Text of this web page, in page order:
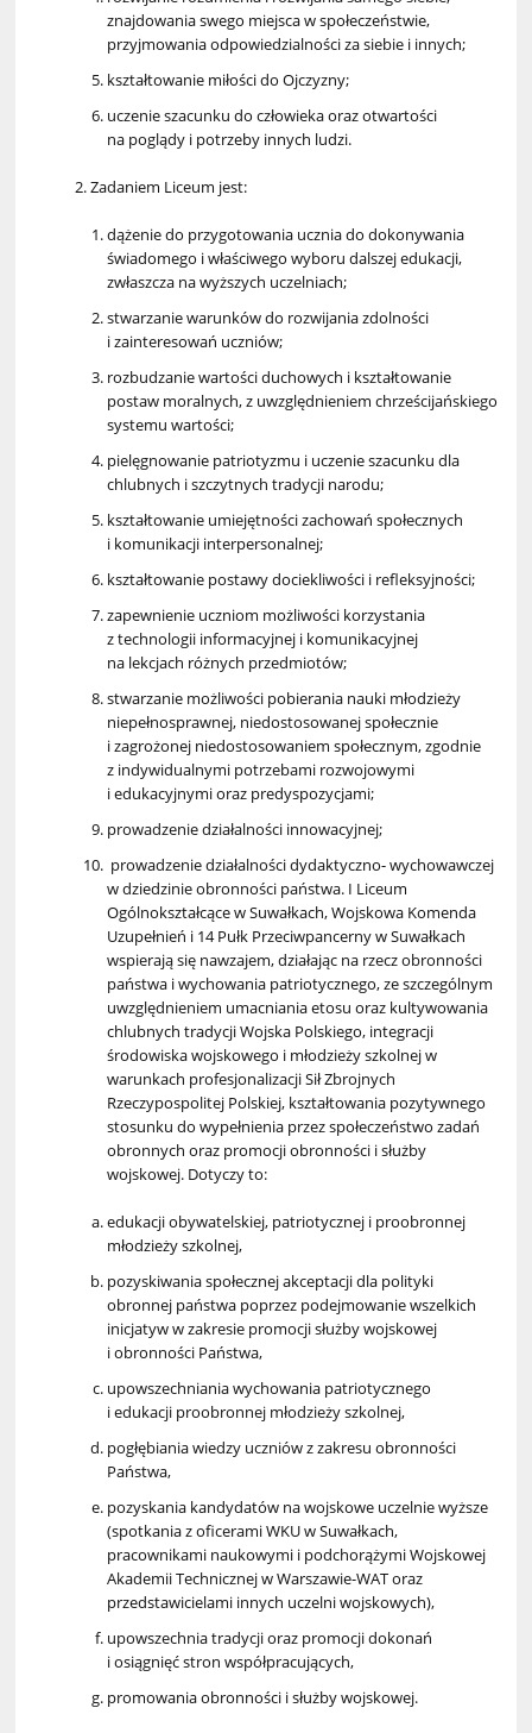
znajdowania swego miejsca w społeczeństwie,
przyjmowania odpowiedzialności za siebie i innych;
kształtowanie miłości do Ojczyzny;
uczenie szacunku do człowieka oraz otwartości
na poglądy i potrzeby innych ludzi.
Zadaniem Liceum jest:
dążenie do przygotowania ucznia do dokonywania
świadomego i właściwego wyboru dalszej edukacji,
zwłaszcza na wyższych uczelniach;
stwarzanie warunków do rozwijania zdolności
i zainteresowań uczniów;
rozbudzanie wartości duchowych i kształtowanie
postaw moralnych, z uwzględnieniem chrześcijańskiego
systemu wartości;
pielęgnowanie patriotyzmu i uczenie szacunku dla
chlubnych i szczytnych tradycji narodu;
kształtowanie umiejętności zachowań społecznych
i komunikacji interpersonalnej;
kształtowanie postawy dociekliwości i refleksyjności;
zapewnienie uczniom możliwości korzystania
z technologii informacyjnej i komunikacyjnej
na lekcjach różnych przedmiotów;
stwarzanie możliwości pobierania nauki młodzieży
niepełnosprawnej, niedostosowanej społecznie
i zagrożonej niedostosowaniem społecznym, zgodnie
z indywidualnymi potrzebami rozwojowymi
i edukacyjnymi oraz predyspozycjami;
prowadzenie działalności innowacyjnej;
prowadzenie działalności dydaktyczno- wychowawczej
w dziedzinie obronności państwa. I Liceum
Ogólnokształcące w Suwałkach, Wojskowa Komenda
Uzupełnień i 14 Pułk Przeciwpancerny w Suwałkach
wspierają się nawzajem, działając na rzecz obronności
państwa i wychowania patriotycznego, ze szczególnym
uwzględnieniem umacniania etosu oraz kultywowania
chlubnych tradycji Wojska Polskiego, integracji
środowiska wojskowego i młodzieży szkolnej w
warunkach profesjonalizacji Sił Zbrojnych
Rzeczypospolitej Polskiej, kształtowania pozytywnego
stosunku do wypełnienia przez społeczeństwo zadań
obronnych oraz promocji obronności i służby
wojskowej. Dotyczy to:
edukacji obywatelskiej, patriotycznej i proobronnej
młodzieży szkolnej,
pozyskiwania społecznej akceptacji dla polityki
obronnej państwa poprzez podejmowanie wszelkich
inicjatyw w zakresie promocji służby wojskowej
i obronności Państwa,
upowszechniania wychowania patriotycznego
i edukacji proobronnej młodzieży szkolnej,
pogłębiania wiedzy uczniów z zakresu obronności
Państwa,
pozyskania kandydatów na wojskowe uczelnie wyższe
(spotkania z oficerami WKU w Suwałkach,
pracownikami naukowymi i podchorążymi Wojskowej
Akademii Technicznej w Warszawie-WAT oraz
przedstawicielami innych uczelni wojskowych),
upowszechnia tradycji oraz promocji dokonań
i osiągnięć stron współpracujących,
promowania obronności i służby wojskowej.